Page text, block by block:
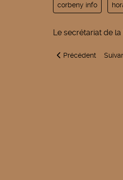
corbeny info
Le secrétariat de
Article précédent :
Précédent